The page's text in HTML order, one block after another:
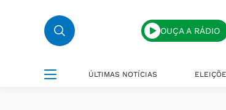
OUÇA A RÁDIO
ÚLTIMAS NOTÍCIAS